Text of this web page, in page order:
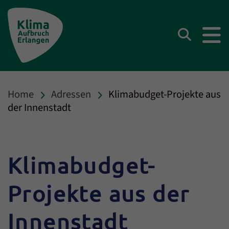
Suchen
Home Adressen
Klimabudget-Projekte aus
der Innenstadt
Klimabudget-
Projekte aus der
Innenstadt